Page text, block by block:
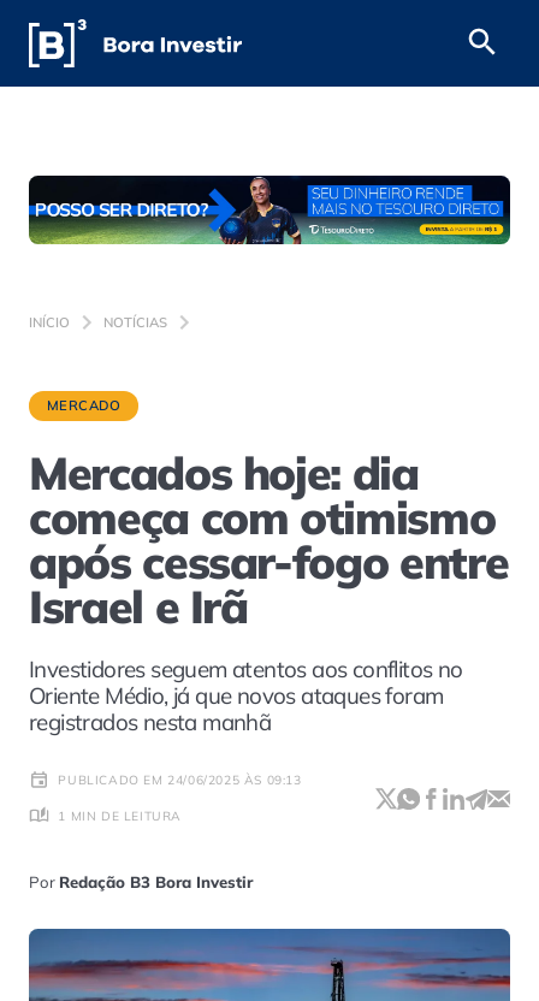
INÍCIO NOTÍCIAS
MERCADO
Mercados hoje: dia
começa com otimismo
após cessar-fogo entre
Israel e Irã
Investidores seguem atentos aos conflitos no
Oriente Médio, já que novos ataques foram
registrados nesta manhã
PUBLICADO EM 24/06/2025 ÀS 09:13
1 MIN DE LEITURA
Por Redação B3 Bora Investir